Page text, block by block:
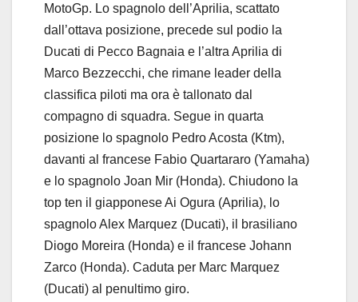
MotoGp. Lo spagnolo dell’Aprilia, scattato
dall’ottava posizione, precede sul podio la
Ducati di Pecco Bagnaia e l’altra Aprilia di
Marco Bezzecchi, che rimane leader della
classifica piloti ma ora è tallonato dal
compagno di squadra. Segue in quarta
posizione lo spagnolo Pedro Acosta (Ktm),
davanti al francese Fabio Quartararo (Yamaha)
e lo spagnolo Joan Mir (Honda). Chiudono la
top ten il giapponese Ai Ogura (Aprilia), lo
spagnolo Alex Marquez (Ducati), il brasiliano
Diogo Moreira (Honda) e il francese Johann
Zarco (Honda). Caduta per Marc Marquez
(Ducati) al penultimo giro.